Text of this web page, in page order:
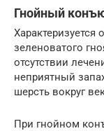
Гнойный
зеленоватого
отсутствии
неприятный
шерсть вокруг
При гнойном